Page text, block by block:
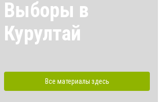
Выборы в
Курултай
Все материалы здесь